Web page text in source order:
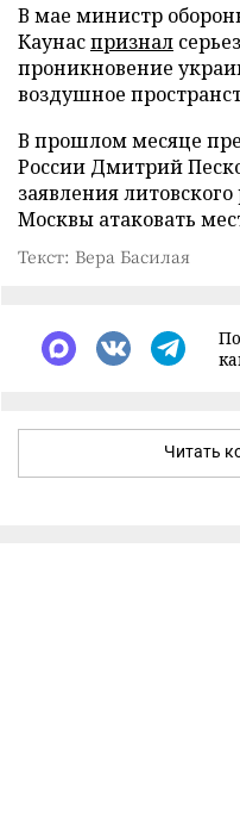
В мае министр
Каунаспризнал
проникновение
воздушное
В прошлом месяце
России Дмитрий
заявления
Москвы атаковать
Текст: Вера Басилая
Читать